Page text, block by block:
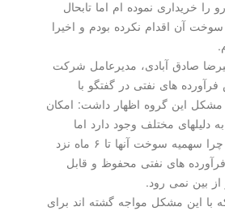
نموده ام اما تابحال
اقدام نكرده بودم و اخیرا
آبادی، مدیرعامل شركت
نفتی در گفتگو با
گروه اظهار داشت: امكان
مختلف وجود دارد اما
مردم نگران نباشند چرا سهمیه سوخت آنها تا ۶ ماه نزد
نفتی محفوظ و قابل
رود.
مشكل مواجه گشته اند برای